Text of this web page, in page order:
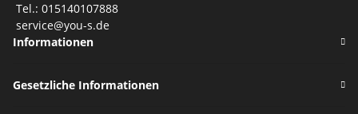
Tel.: 015140107888
service@you-s.de
Informationen
Gesetzliche Informationen